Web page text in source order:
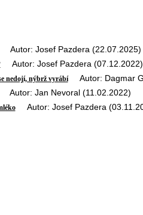
Josef Pazdera (22.07.2025)
Autor: Josef Pazdera (07.12.2022)
nedojí, nýbrž vyrábíAutor: Dagmar
Jan Nevoral (11.02.2022)
Autor: Josef Pazdera